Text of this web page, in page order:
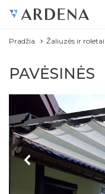
Pradžia Žaliuzės ir roletai
PAVĖSINĖS
Previous